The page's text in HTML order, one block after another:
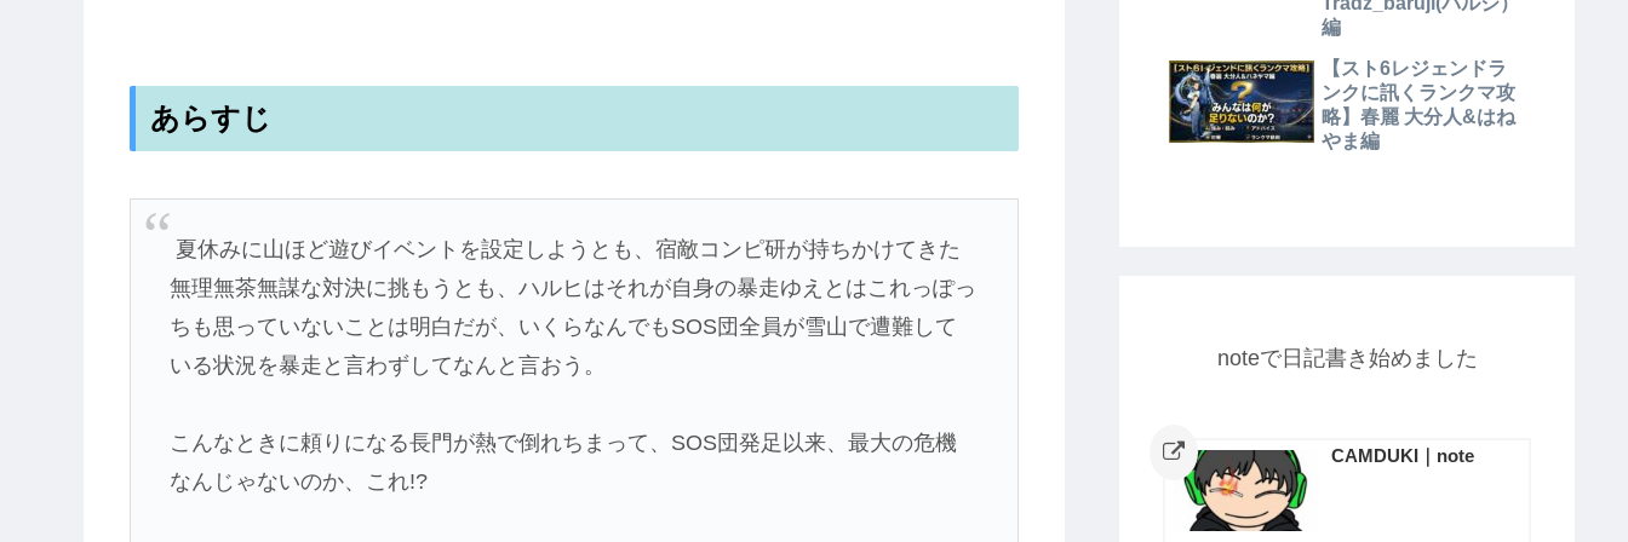
あらすじ
夏休みに山ほど遊びイベントを設定しようとも、宿敵コンピ研が持ちかけてきた
無理無茶無謀な対決に挑もうとも、ハルヒはそれが自身の暴走ゆえとはこれっぽっ
ちも思っていないことは明白だが、いくらなんでもSOS団全員が雪山で遭難して
いる状況を暴走と言わずしてなんと言おう。
こんなときに頼りになる長門が熱で倒れちまって、SOS団発足以来、最大の危機
なんじゃないのか、これ!?
編
【スト6レジェンドラ
ンクに訊くランクマ攻
略】春麗 大分人&はね
やま編
noteで日記書き始めました
CAMDUKI｜note